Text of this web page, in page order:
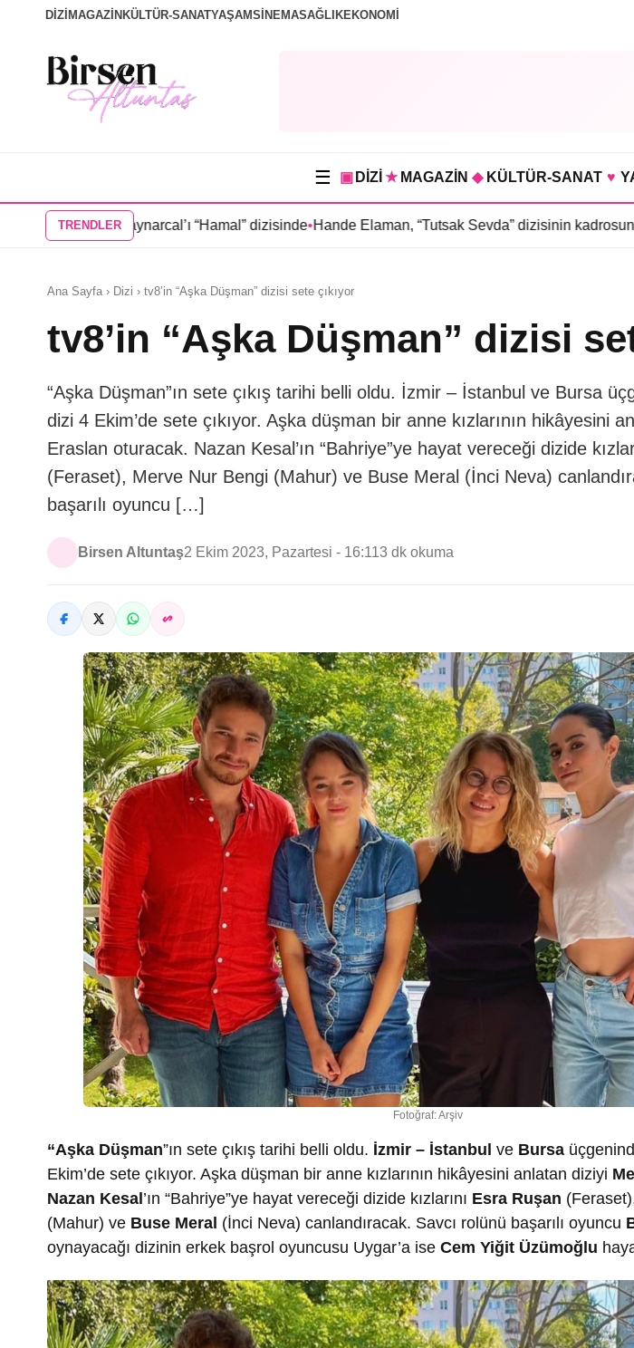
DİZİ MAGAZİN KÜLTÜR-SANATYAŞAMSİNEMASAĞLIKEKONOMİ
☰ ▣ DİZİ ★ MAGAZİN ◆ KÜLTÜR-SANAT ♥
TRENDLER
Kaynarcal’ı “Hamal” dizisinde•Hande Elaman, “Tutsak Sevda” dizisinin kadrosunda•Serenay
Ana Sayfa › Dizi › tv8’in “Aşka Düşman” dizisi sete çıkıyor
tv8’in “Aşka Düşman” dizisi
“Aşka Düşman”ın sete çıkış tarihi belli oldu. İzmir – İstanbul ve Bursa
dizi 4 Ekim’de sete çıkıyor. Aşka düşman bir anne kızlarının hikâyesini
Eraslan oturacak. Nazan Kesal’ın “Bahriye”ye hayat vereceği dizide
(Feraset), Merve Nur Bengi (Mahur) ve Buse Meral (İnci Neva)
başarılı oyuncu […]
Birsen Altuntaş2 Ekim 2023, Pazartesi - 16:113 dk okuma
Fotoğraf: Arşiv
“Aşka Düşman”ın sete çıkış tarihi belli oldu. İzmir – İstanbul ve Bursa
Ekim’de sete çıkıyor. Aşka düşman bir anne kızlarının hikâyesini anlatan diziyi
Nazan Kesal’ın “Bahriye”ye hayat vereceği dizide kızlarını Esra Ruşan
(Mahur) ve Buse Meral (İnci Neva) canlandıracak. Savcı rolünü başarılı oyuncu
oynayacağı dizinin erkek başrol oyuncusu Uygar’a ise Cem Yiğit Üzümoğlu